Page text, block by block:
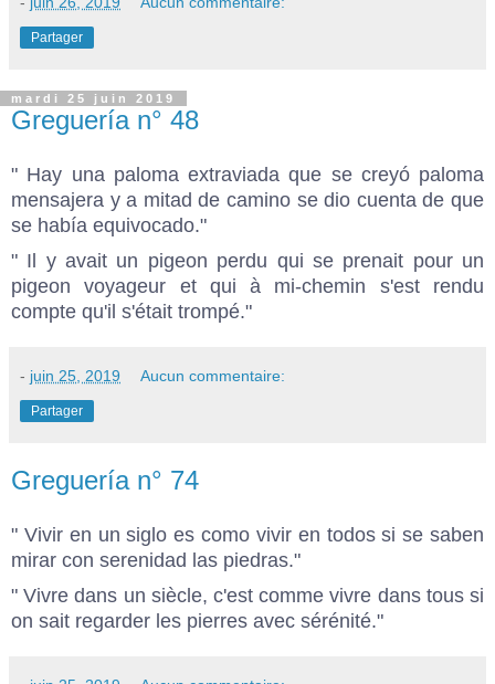
Partager
mardi 25 juin 2019
Greguería n° 48
" Hay una paloma extraviada que se creyó paloma
mensajera y a mitad de camino se dio cuenta de que
se había equivocado."
" Il y avait un pigeon perdu qui se prenait pour un
pigeon voyageur et qui à mi-chemin s'est rendu
compte qu'il s'était trompé."
- juin 25, 2019 Aucun commentaire:
Partager
Greguería n° 74
" Vivir en un siglo es como vivir en todos si se saben
mirar con serenidad las piedras."
" Vivre dans un siècle, c'est comme vivre dans tous si
on sait regarder les pierres avec sérénité."